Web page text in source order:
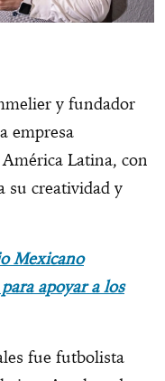
y fundador
empresa
Latina, con
su creatividad y
Mexicano
apoyar a los
fue futbolista